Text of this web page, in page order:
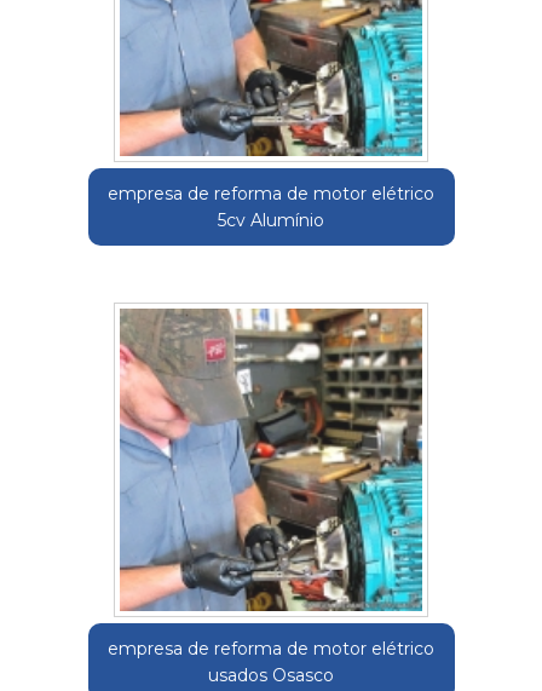
empresa de reforma de motor elétrico
5cv Alumínio
empresa de reforma de motor elétrico
usados Osasco